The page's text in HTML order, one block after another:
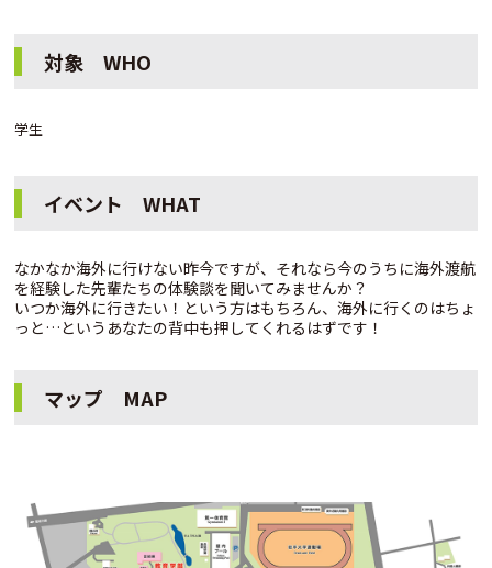
対象 WHO
学生
イベント WHAT
なかなか海外に行けない昨今ですが、それなら今のうちに海外渡航
を経験した先輩たちの体験談を聞いてみませんか？
いつか海外に行きたい！という方はもちろん、海外に行くのはちょ
っと…というあなたの背中も押してくれるはずです！
マップ MAP